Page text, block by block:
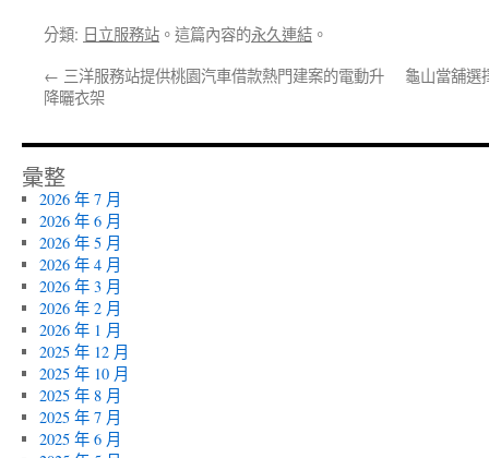
分類: 日立服務站 。這篇內容的永久連結 。
← 三洋服務站提供桃園汽車借款熱門建案的電動升
降曬衣架
龜山當舖選
彙整
2026 年 7 月
2026 年 6 月
2026 年 5 月
2026 年 4 月
2026 年 3 月
2026 年 2 月
2026 年 1 月
2025 年 12 月
2025 年 10 月
2025 年 8 月
2025 年 7 月
2025 年 6 月